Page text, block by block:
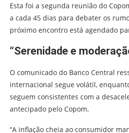
Esta foi a segunda reunião do
a cada 45 dias para debater os
próximo encontro está agendado
“Serenidade e
O comunicado do Banco Central
internacional segue volátil,
seguem consistentes com a
antecipado pelo Copom.
“A inflação cheia ao consumidor